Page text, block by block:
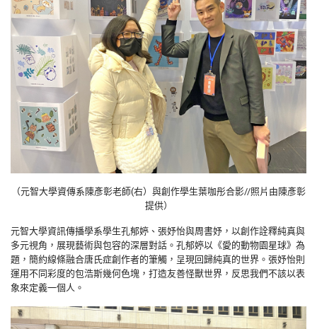
（元智大學資傳系陳彥彰老師(右）與創作學生葉咖彤合影//照片由陳彥彰
提供）
元智大學資訊傳播學系學生孔郁婷、張妤怡與周書妤，以創作詮釋純真與
多元視角，展現藝術與包容的深層對話。孔郁婷以《愛的動物園星球》為
題，簡約線條融合唐氏症創作者的筆觸，呈現回歸純真的世界。張妤怡則
運用不同彩度的包浩斯幾何色塊，打造友善怪獸世界，反思我們不該以表
象來定義一個人。